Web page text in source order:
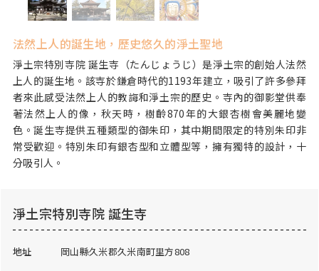
法然上人的誕生地，歷史悠久的淨土聖地
淨土宗特別寺院 誕生寺（たんじょうじ）是淨土宗的創始人法然
上人的誕生地。該寺於鎌倉時代的1193年建立，吸引了許多參拜
者來此感受法然上人的教誨和淨土宗的歷史。寺內的御影堂供奉
著法然上人的像，秋天時，樹齡870年的大銀杏樹會美麗地變
色。誕生寺提供五種類型的御朱印，其中期間限定的特別朱印非
常受歡迎。特別朱印有銀杏型和立體型等，擁有獨特的設計，十
分吸引人。
淨土宗特別寺院 誕生寺
地址 岡山縣久米郡久米南町里方808